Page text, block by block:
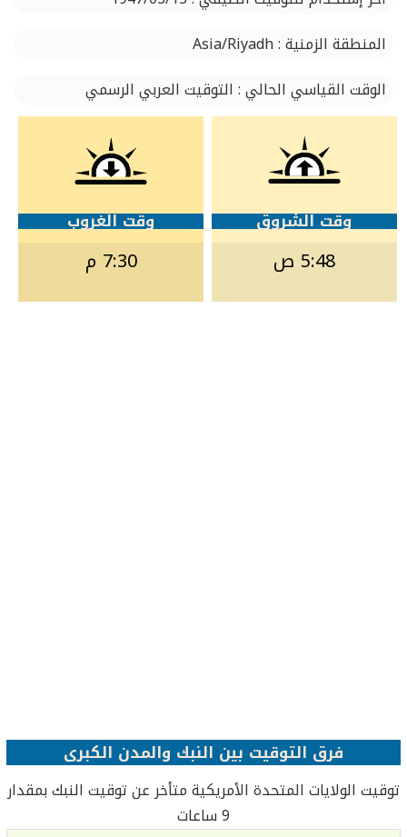
المنطقة الزمنية : Asia/Riyadh
الوقت القياسي الحالي : التوقيت العربي الرسمي
وقت الشروق
5:48 ص
وقت الغروب
7:30 م
فرق التوقيت بين النبك والمدن الكبرى
توقيت الولايات المتحدة الأمريكية متأخر عن توقيت النبك بمقدار
9 ساعات